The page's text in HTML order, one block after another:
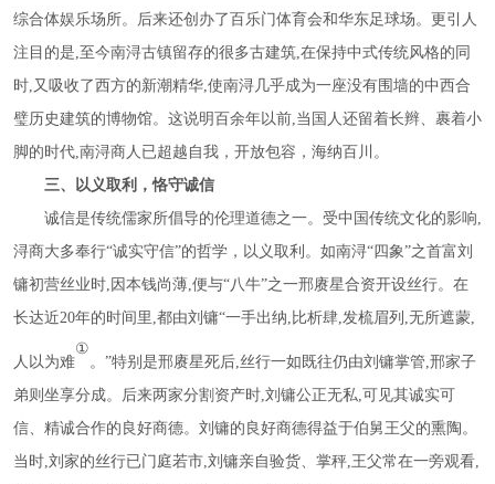
综合体娱乐场所。后来还创办了百乐门体育会和华东足球场。更引人
注目的是,至今南浔古镇留存的很多古建筑,在保持中式传统风格的同
时,又吸收了西方的新潮精华,使南浔几乎成为一座没有围墙的中西合
璧历史建筑的博物馆。这说明百余年以前,当国人还留着长辫、裹着小
脚的时代,南浔商人已超越自我，开放包容，海纳百川。
三、以义取利，恪守诚信
诚信是传统儒家所倡导的伦理道德之一。受中国传统文化的影响,
浔商大多奉行“诚实守信”的哲学，以义取利。如南浔“四象”之首富刘
镛初营丝业时,因本钱尚薄,便与“八牛”之一邢赓星合资开设丝行。在
长达近20年的时间里,都由刘镛“一手出纳,比析肆,发梳眉列,无所遮蒙,
人以为难
①
。 ”特别是邢赓星死后,丝行一如既往仍由刘镛掌管,邢家子
弟则坐享分成。后来两家分割资产时,刘镛公正无私,可见其诚实可
信、精诚合作的良好商德。刘镛的良好商德得益于伯舅王父的熏陶。
当时,刘家的丝行已门庭若市,刘镛亲自验货、掌秤,王父常在一旁观看,